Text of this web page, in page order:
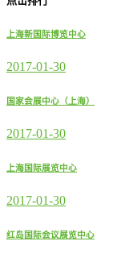
上海新国际博览中心
2017-01-30
国家会展中心（上海）
2017-01-30
上海国际展览中心
2017-01-30
红岛国际会议展览中心